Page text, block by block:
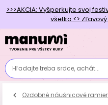
>>>AKCIA: Vyšperkujte svoj
všetko <> Zľavový
Hľadajte treba srdce, achát...
Ozdobné náušnicové